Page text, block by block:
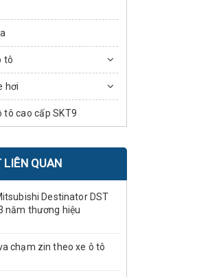
tô
hơi
tô cao cấp SKT9
LIÊN QUAN
Destinator DST
năm thương hiệu
chạm zin theo xe ô tô